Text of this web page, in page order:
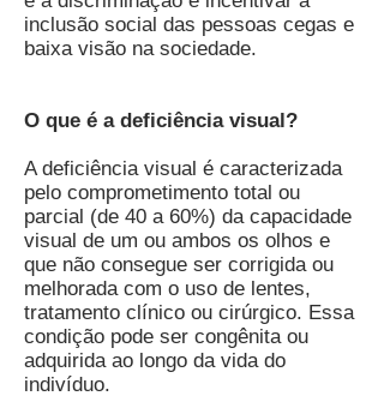
inclusão social das pessoas cegas e
baixa visão na sociedade.
O que é a deficiência visual?
A deficiência visual é caracterizada
pelo comprometimento total ou
parcial (de 40 a 60%) da capacidade
visual de um ou ambos os olhos e
que não consegue ser corrigida ou
melhorada com o uso de lentes,
tratamento clínico ou cirúrgico. Essa
condição pode ser congênita ou
adquirida ao longo da vida do
indivíduo.